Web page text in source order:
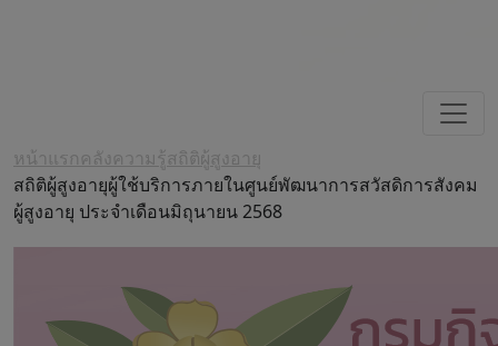
หน้าแรกคลังความรู้ สถิติผู้สูงอายุ
สถิติผู้สูงอายุผู้ใช้บริการภายในศูนย์พัฒนาการสวัสดิการสังคม
ผู้สูงอายุ ประจำเดือนมิถุนายน 2568